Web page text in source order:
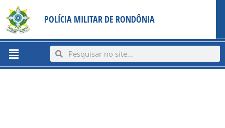
content
para
conteúdo
POLÍCIA MILITAR DE RONDÔNIA
Menu SearchSearch